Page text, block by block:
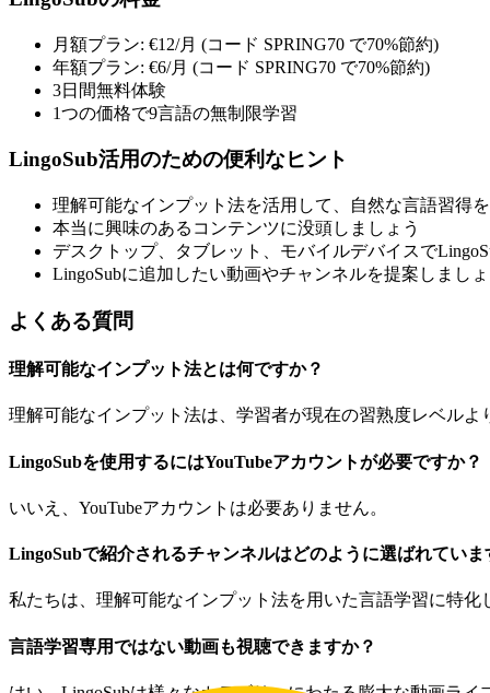
月額プラン: €12/月 (コード SPRING70 で70%節約)
年額プラン: €6/月 (コード SPRING70 で70%節約)
3日間無料体験
1つの価格で9言語の無制限学習
LingoSub活用のための便利なヒント
理解可能なインプット法を活用して、自然な言語習得
本当に興味のあるコンテンツに没頭しましょう
デスクトップ、タブレット、モバイルデバイスで
LingoSubに追加したい動画やチャンネルを提案しまし
よくある質問
理解可能なインプット法とは何ですか？
理解可能なインプット法は、学習者が現在の習熟度レベル
LingoSubを使用するにはYouTubeアカウントが必要ですか？
いいえ、YouTubeアカウントは必要ありません。
LingoSubで紹介されるチャンネルはどのように選ばれていま
私たちは、理解可能なインプット法を用いた言語学習に特
言語学習専用ではない動画も視聴できますか？